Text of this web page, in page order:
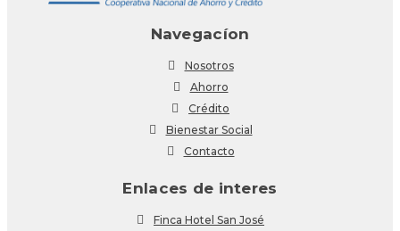
Navegacíon
Nosotros
Ahorro
Crédito
Bienestar Social
Contacto
Enlaces de interes
Finca Hotel San José